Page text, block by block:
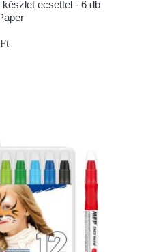
ecsettel - 6 db